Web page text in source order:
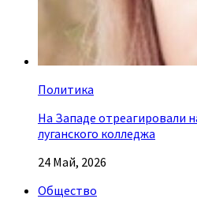
Политика
На Западе отреагировали
луганского колледжа
24 Май, 2026
Общество